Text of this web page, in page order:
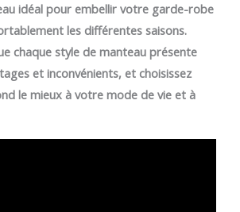
idéal pour embellir votre garde-robe
les différentes saisons.
chaque style de manteau présente
et inconvénients, et choisissez
le mieux à votre mode de vie et à